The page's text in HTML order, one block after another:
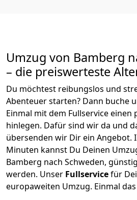
Umzug von Bamberg
– die preiswerteste
Du möchtest reibungslos und
Abenteuer starten? Dann buche
Einmal mit dem Fullservice einen
hinlegen. Dafür sind wir da und
übersenden wir Dir ein Angebot.
Minuten kannst Du Deinen
Bamberg nach Schweden,
werden. Unser Fullservicefür
europaweiten Umzug. Einmal